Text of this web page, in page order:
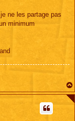
ne les partage pas
minimum